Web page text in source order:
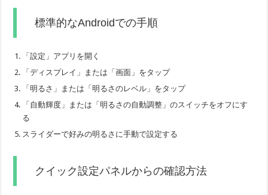
標準的なAndroidでの手順
「設定」アプリを開く
「ディスプレイ」または「画面」をタップ
「明るさ」または「明るさのレベル」をタップ
「自動輝度」または「明るさの自動調整」のスイッチをオフにす
る
スライダーで好みの明るさに手動で設定する
クイック設定パネルからの確認方法